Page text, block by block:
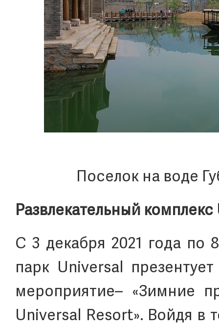
Поселок на воде
Развлекательный
С 3 декабря 2021 года по
парк Universal
мероприятие– «Зимние
Universal Resort». Войдя в